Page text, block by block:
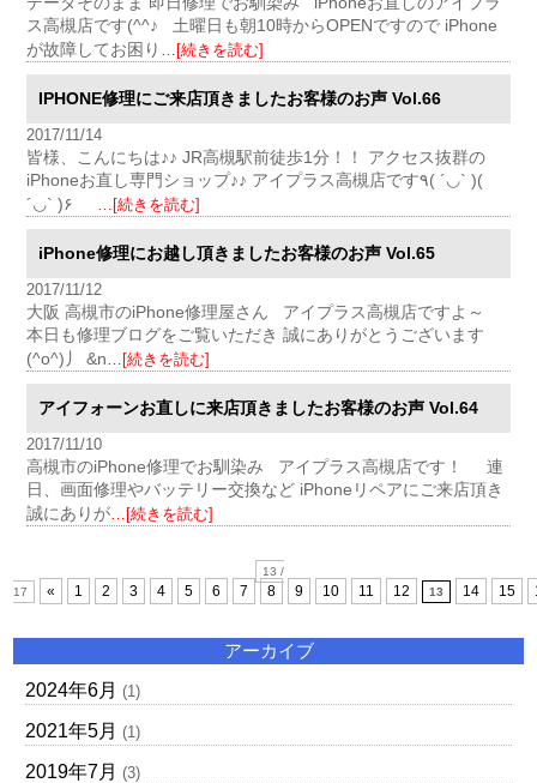
ス高槻店です(^^♪ 土曜日も朝10時からOPENですので iPhone
が故障してお困り …[続きを読む]
IPHONE修理にご来店頂きましたお客様のお声 Vol.66
2017/11/14
皆様、こんにちは♪♪ JR高槻駅前徒歩1分！！ アクセス抜群の
iPhoneお直し専門ショップ♪♪ アイプラス高槻店です٩( ´◡` )(
´◡` )۶
…[続きを読む]
iPhone修理にお越し頂きましたお客様のお声 Vol.65
2017/11/12
大阪 高槻市のiPhone修理屋さん アイプラス高槻店ですよ～
本日も修理ブログをご覧いただき 誠にありがとうございます
(^o^)丿 &n…[続きを読む]
アイフォーンお直しに来店頂きましたお客様のお声 Vol.64
2017/11/10
高槻市のiPhone修理でお馴染み アイプラス高槻店です！ 連
日、画面修理やバッテリー交換など iPhoneリペアにご来店頂き
誠にありが…[続きを読む]
13 /
17
« 1 2 3 4 5 6 7 8 9 10 11 12 13 14 15
アーカイブ
2024年6月 (1)
2021年5月 (1)
2019年7月 (3)